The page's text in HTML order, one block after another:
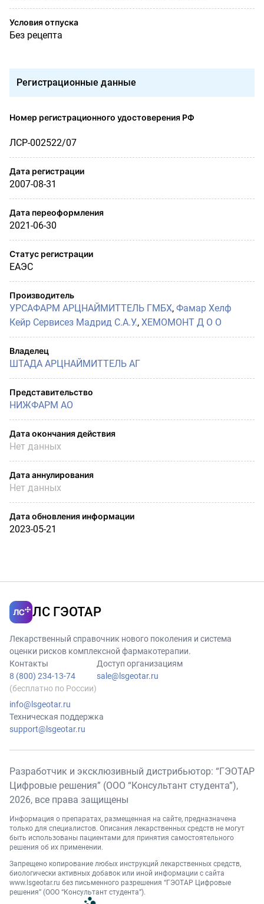
Условия отпуска
Без рецепта
Регистрационные данные
Номер регистрационного удостоверения РФ
ЛСР-002522/07
Дата регистрации
2007-08-31
Дата переоформления
2021-06-30
Статус регистрации
ЕАЭС
Производитель
УРСАФАРМ АРЦНАЙМИТТЕЛЬ ГМБХ, Фамар Хелф
Кейр Сервисез Мадрид С.А.У., ХЕМОМОНТ Д О О
Владелец
ШТАДА АРЦНАЙМИТТЕЛЬ АГ
Представительство
НИЖФАРМ АО
Дата окончания действия
Нет данных
Дата аннулирования
Нет данных
Дата обновления информации
2023-05-21
ЛС ГЭОТАР
Лекарственный справочник нового поколения и система
оценки рисков комплексной фармакотерапии.
Контакты
8 (800) 234-13-74
(бесплатно по России)
info@lsgeotar.ru
Доступ организациям
sale@lsgeotar.ru
Техническая поддержка
support@lsgeotar.ru
Разработчик и эксклюзивный дистрибьютор: “ГЭОТАР
Цифровые решения” (ООО “Консультант студента”),
2026, все права защищены
Информация о препаратах, размещенная на сайте, предназначена
только для специалистов. Описания лекарственных средств не могут
быть использованы пациентами для принятия самостоятельного
решения об их применении.
Запрещено копирование любых инструкций лекарственных средств,
биологически активных добавок или иной информации с сайта
www.lsgeotar.ru без письменного разрешения “ГЭОТАР Цифровые
решения” (ООО “Консультант студента”).